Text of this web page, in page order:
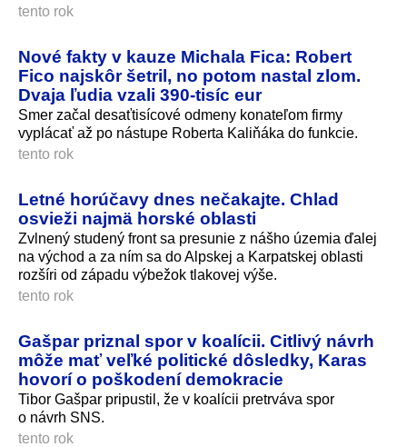
tento rok
Nové fakty v kauze Michala Fica: Robert
Fico najskôr šetril, no potom nastal zlom.
Dvaja ľudia vzali 390-tisíc eur
Smer začal desaťtisícové odmeny konateľom firmy
vyplácať až po nástupe Roberta Kaliňáka do funkcie.
tento rok
Letné horúčavy dnes nečakajte. Chlad
osvieži najmä horské oblasti
Zvlnený studený front sa presunie z nášho územia ďalej
na východ a za ním sa do Alpskej a Karpatskej oblasti
rozšíri od západu výbežok tlakovej výše.
tento rok
Gašpar priznal spor v koalícii. Citlivý návrh
môže mať veľké politické dôsledky, Karas
hovorí o poškodení demokracie
Tibor Gašpar pripustil, že v koalícii pretrváva spor
o návrh SNS.
tento rok